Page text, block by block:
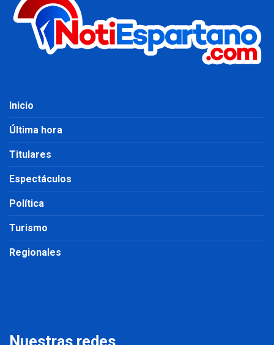
Inicio
Última hora
Titulares
Espectáculos
Política
Turismo
Regionales